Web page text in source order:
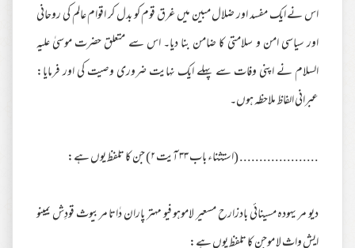
اس نے ایک مفسد اور ضلال مبین میں غرق قوم کو بدل کر اقوام عالم کی روحانی
اور سیاسی امن و سلامتی کا ضامن بنا دیا۔ اس سے متعلق حضرت موسیٰ علیہ
السلام نے اپنی وفات سے پہلے ایک نہایت ضروری وصیت کی اور فرمایا:
عبرانی الفاظ ملاحظہ ہوں۔
.................... (استثناء باب ۳۳ آیت ۲) جن کا تلفظ یوں ہے:
دیو مر یہودہ مسینائی بادزارح مسعیر لاموہو فیو مہتر پاران دٰاتا مربیوث قودِش یمینو
ایش واث لا موجن کا تلفظ یوں ہے: